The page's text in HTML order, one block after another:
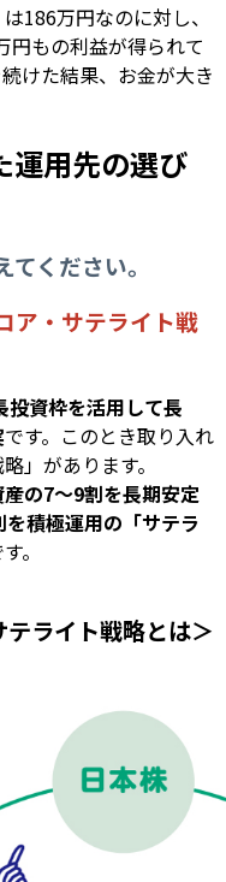
186万円なのに対し、
円もの利益が得られて
けた結果、お金が大き
運用先の選び
ください。
ア・サテライト戦
投資枠を活用して長
です。このとき取り入れ
」があります。
産の7〜9割を長期安定
積極運用の「サテラ
。
ライト戦略とは＞